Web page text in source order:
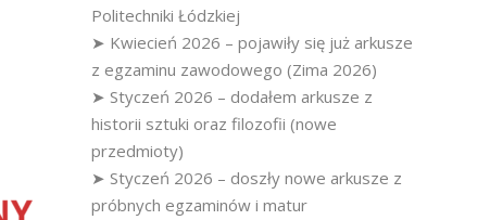
Politechniki Łódzkiej
➤ Kwiecień 2026 – pojawiły się już arkusze
z egzaminu zawodowego (Zima 2026)
➤ Styczeń 2026 – dodałem arkusze z
historii sztuki oraz filozofii (nowe
przedmioty)
➤ Styczeń 2026 – doszły nowe arkusze z
próbnych egzaminów i matur